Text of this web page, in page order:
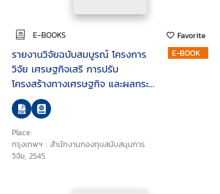
E-BOOKS Favorite
รายงานวิจัยฉบับสมบูรณ์ โครงการ
วิจัย เศรษฐกิจเสรี การปรับ
โครงสร้างทางเศรษฐกิจ และผลกระ
ทบต่อสิทธิทางเศรษฐกิจและสังคมใน
ประเทศไทย
Place:
กรุงเทพฯ : สำนักงานกองทุนสนับสนุนการ
วิจัย, 2545.
E-BOOK